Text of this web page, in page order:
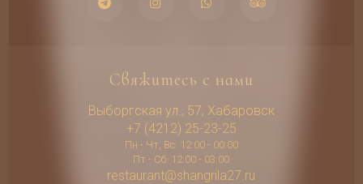
Свяжитесь с нами
Выборгская ул., 57, Хабаровск
+7 (4212) 25-23-25
Пн - Чт, Вс: 12:00 - 00:00
Пт - Сб: 12:00 - 03:00
restaurant@shangrila27.ru